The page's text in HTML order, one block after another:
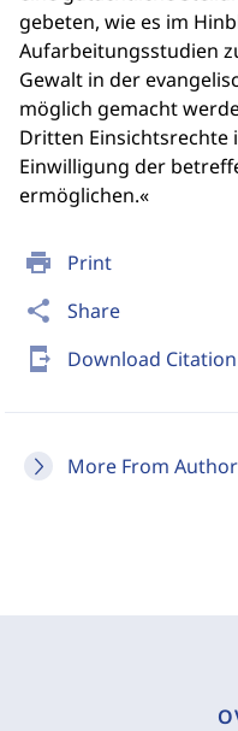
print Print
share Share
send_to_mobile Download Citation
More From
gebeten, wie es im
Aufarbeitungsstudien
Gewalt in der
möglich gemacht
Dritten Einsichtsrechte
Einwilligung der
ermöglichen.«